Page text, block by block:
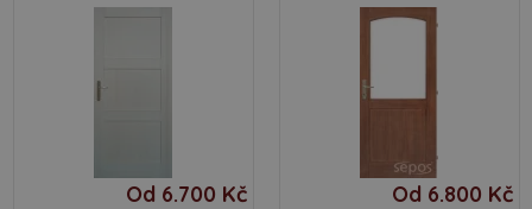
Od 6.700 Kč Od 6.800 Kč